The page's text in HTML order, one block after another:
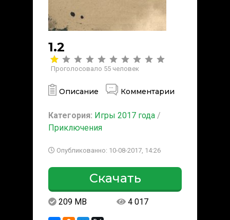
1.2
Проголосовало 55 человек
Описание Комментарии
Категория: Игры 2017 года /
Приключения
Опубликованно: 10-08-2017, 14:26
Скачать
209 MB 4 017